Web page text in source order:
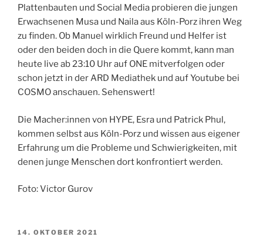
Plattenbauten und Social Media probieren die jungen
Erwachsenen Musa und Naila aus Köln-Porz ihren Weg
zu finden. Ob Manuel wirklich Freund und Helfer ist
oder den beiden doch in die Quere kommt, kann man
heute live ab 23:10 Uhr auf ONE mitverfolgen oder
schon jetzt in der ARD Mediathek und auf Youtube bei
COSMO anschauen. Sehenswert!
Die Macher:innen von HYPE, Esra und Patrick Phul,
kommen selbst aus Köln-Porz und wissen aus eigener
Erfahrung um die Probleme und Schwierigkeiten, mit
denen junge Menschen dort konfrontiert werden.
Foto: Victor Gurov
VERÖFFENTLICHT
14. OKTOBER 2021